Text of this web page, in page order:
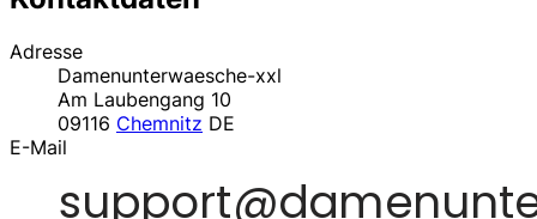
Adresse
Damenunterwaesche-xxl
Am Laubengang 10
09116 Chemnitz DE
E-Mail